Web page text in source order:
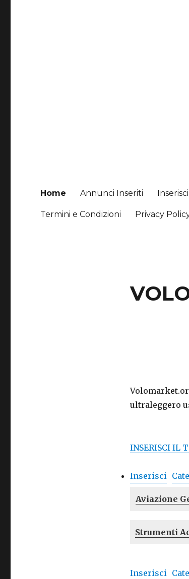
Home Annunci Inseriti
Termini e Condizioni Privacy
ultraleggero
INSERISCI IL
Inserisci
Aviazione
Strumenti
Inserisci